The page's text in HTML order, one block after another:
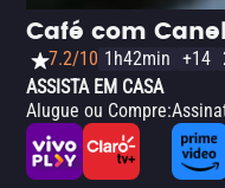
Café com
7.2/10 1h42min +14
ASSISTA EM CASA
Alugue ou Compre: